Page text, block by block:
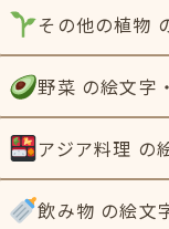
その他の植物
野菜 の絵文字
アジア料理 の
飲み物 の絵文